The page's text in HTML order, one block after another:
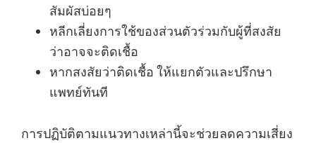
สัมผัสบ่อยๆ
หลีกเลี่ยงการใช้ของส่วนตัวร่วมกับผู้ที่สงสัย
ว่าอาจจะติดเชื้อ
หากสงสัยว่าติดเชื้อ ให้แยกตัวและปรึกษา
แพทย์ทันที
การปฏิบัติตามแนวทางเหล่านี้จะช่วยลดความเสี่ยง